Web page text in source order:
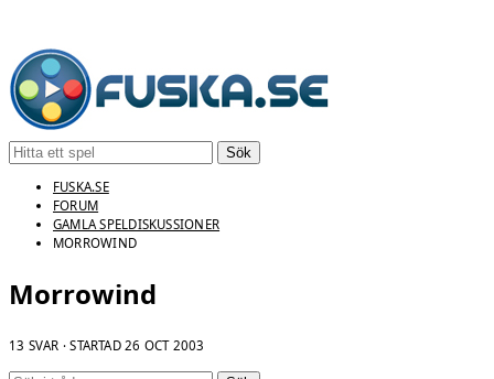
Sök
FUSKA.SE
FORUM
GAMLA SPELDISKUSSIONER
MORROWIND
Morrowind
13 SVAR · STARTAD26 OCT 2003